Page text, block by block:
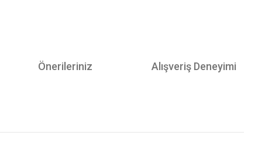
Önerileriniz Alışveriş Deneyimi